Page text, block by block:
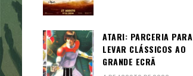
ATARI: PARCERIA PARA
LEVAR CLÁSSICOS AO
GRANDE ECRÃ